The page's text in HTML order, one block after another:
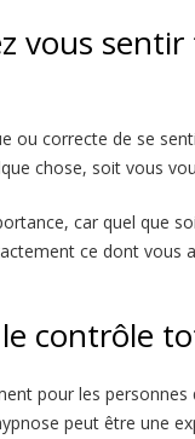
vous
ou correcte de se
chose, soit vous
car quel que
ce dont vous
contrôle
pour les personnes
peut être une